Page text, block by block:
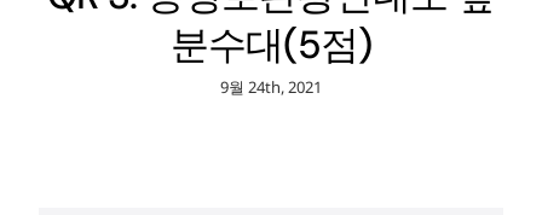
분수대(5점)
9월 24th, 2021